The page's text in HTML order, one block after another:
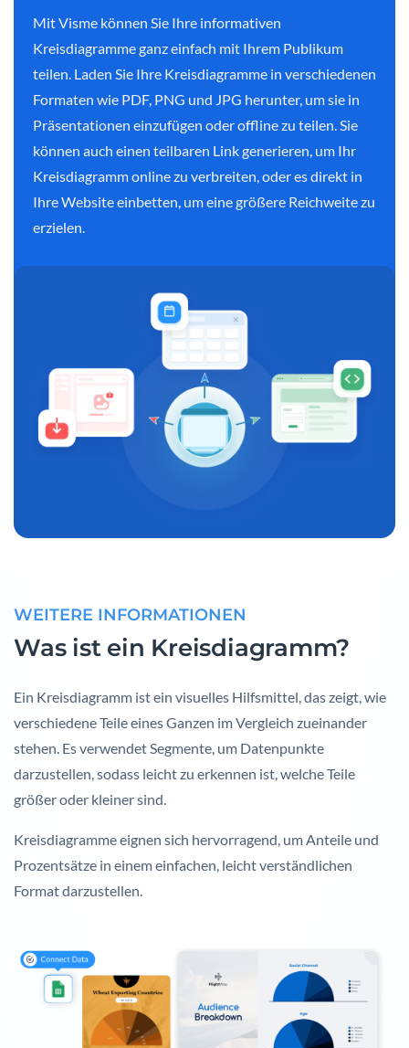
Mit Visme können Sie Ihre informativen
Kreisdiagramme ganz einfach mit Ihrem Publikum
teilen. Laden Sie Ihre Kreisdiagramme in verschiedenen
Formaten wie PDF, PNG und JPG herunter, um sie in
Präsentationen einzufügen oder offline zu teilen. Sie
können auch einen teilbaren Link generieren, um Ihr
Kreisdiagramm online zu verbreiten, oder es direkt in
Ihre Website einbetten, um eine größere Reichweite zu
erzielen.
WEITERE INFORMATIONEN
Was ist ein Kreisdiagramm?
Ein Kreisdiagramm ist ein visuelles Hilfsmittel, das zeigt, wie
verschiedene Teile eines Ganzen im Vergleich zueinander
stehen. Es verwendet Segmente, um Datenpunkte
darzustellen, sodass leicht zu erkennen ist, welche Teile
größer oder kleiner sind.
Kreisdiagramme eignen sich hervorragend, um Anteile und
Prozentsätze in einem einfachen, leicht verständlichen
Format darzustellen.